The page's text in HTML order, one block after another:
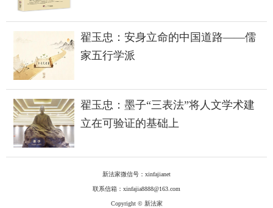
翟玉忠：安身立命的中国道路——儒
家五行学派
翟玉忠：墨子“三表法”将人文学术建
立在可验证的基础上
新法家微信号：xinfajianet
联系信箱：xinfajia8888@163.com
Copyright © 新法家